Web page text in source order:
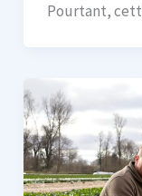
Pourtant,